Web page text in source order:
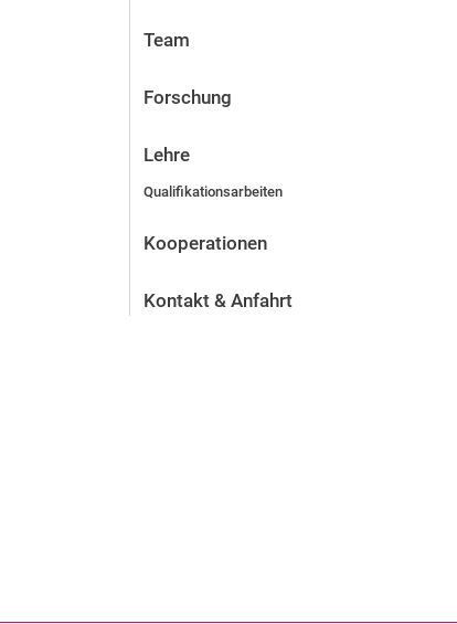
Team
Forschung
Lehre
Qualifikationsarbeiten
Kooperationen
Kontakt & Anfahrt